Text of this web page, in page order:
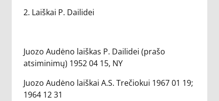
2. Laiškai P. Dailidei
Juozo Audėno laiškas P. Dailidei (prašo
atsiminimų) 1952 04 15, NY
Juozo Audėno laiškai A.S. Trečiokui 1967 01 19;
1964 12 31